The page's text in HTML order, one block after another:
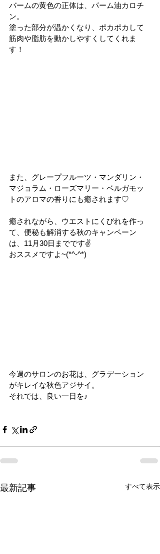
バームの黄色の正体は、パーム油カロチ
ン。
塗った部分が温かくなり、ポカポカして
筋肉や脂肪を動かしやすくしてくれま
す！
また、グレープフルーツ・マンダリン・
マジョラム・ローズマリー・ベルガモッ
トのアロマの香りにも癒されます♡
癒されながら、ウエストにくびれを作っ
て、便秘も解消する秋のキャンペーン
は、11月30日までです✌
おススメですよ~(*^-^*)
今週のサロンのお花は、グラデーション
がキレイな秋色アジサイ。
それでは、良い一日を♪
最新記事 すべて表示